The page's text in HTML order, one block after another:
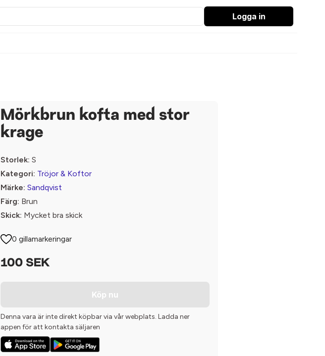
Logga in
Mörkbrun kofta med stor
krage
Storlek: S
Kategori: Tröjor & Koftor
Märke: Sandqvist
Färg: Brun
Skick: Mycket bra skick
0 gillamarkeringar
100 SEK
Köp nu
Denna vara är inte direkt köpbar via vår webplats. Ladda ner
appen för att kontakta säljaren